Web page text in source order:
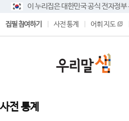
이 누리집은 대한민국 공식 전자정
집필 참여하기 사전 통계 어휘 지도
사전 통계